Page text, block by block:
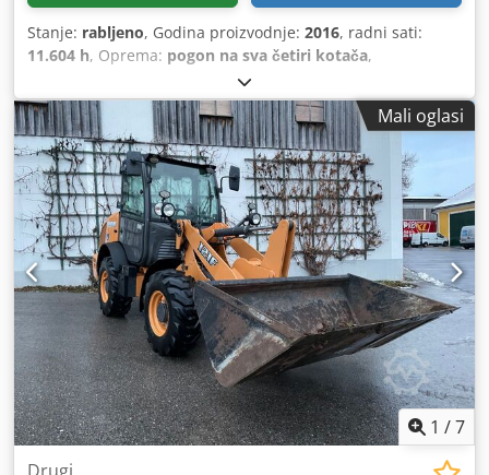
Stanje: rabljeno, Godina proizvodnje: 2016, radni sati:
11.604 h, Oprema: pogon na sva četiri kotača,
Mali oglasi
1 /7